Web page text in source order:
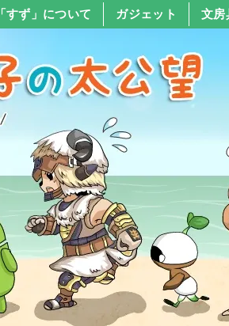
「すず」について ガジェット 文房